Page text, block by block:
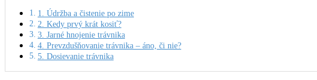
1. Údržba a čistenie po zime
2. Kedy prvý krát kosiť?
3. Jarné hnojenie trávnika
4. Prevzdušňovanie trávnika – áno, či nie?
5. Dosievanie trávnika